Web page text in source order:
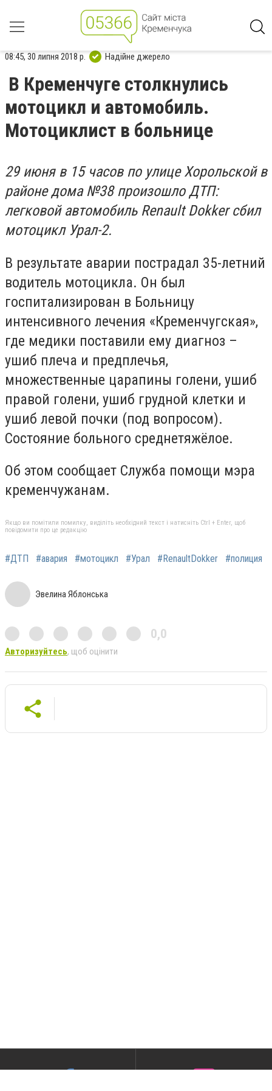
08:45, 30 липня 2018 р. Надійне джерело
В Кременчуге столкнулись
мотоцикл и автомобиль.
Мотоциклист в больнице
29 июня в 15 часов по улице Хорольской в
районе дома №38 произошло ДТП:
легковой автомобиль Renault Dokker сбил
мотоцикл Урал-2.
В результате аварии пострадал 35-летний
водитель мотоцикла. Он был
госпитализирован в Больницу
интенсивного лечения «Кременчугская»,
где медики поставили ему диагноз –
ушиб плеча и предплечья,
множественные царапины голени, ушиб
правой голени, ушиб грудной клетки и
ушиб левой почки (под вопросом).
Состояние больного среднетяжёлое.
Об этом сообщает Служба помощи мэра
кременчужанам.
Якщо ви помітили помилку, виділіть необхідний текст і натисніть Ctrl + Enter, щоб
повідомити про це редакцію
#ДТП #авария #мотоцикл #Урал #RenaultDokker #полиция
Эвелина Яблонська
0,0
Авторизуйтесь, щоб оцінити